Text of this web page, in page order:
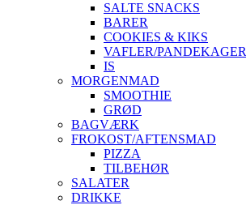
SALTE SNACKS
BARER
COOKIES & KIKS
VAFLER/PANDEKAGER
IS
MORGENMAD
SMOOTHIE
GRØD
BAGVÆRK
FROKOST/AFTENSMAD
PIZZA
TILBEHØR
SALATER
DRIKKE